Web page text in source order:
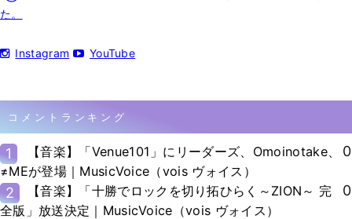
た。
Instagram YouTube
コメントランキング
1
【音楽】「Venue101」にリーダーズ、Omoinotake、
≠MEが登場｜MusicVoice（vois ヴォイス）
0
2
【音楽】「十勝でロックを切り拓ひらく～ZION～ 完
全版」放送決定｜MusicVoice（vois ヴォイス）
0